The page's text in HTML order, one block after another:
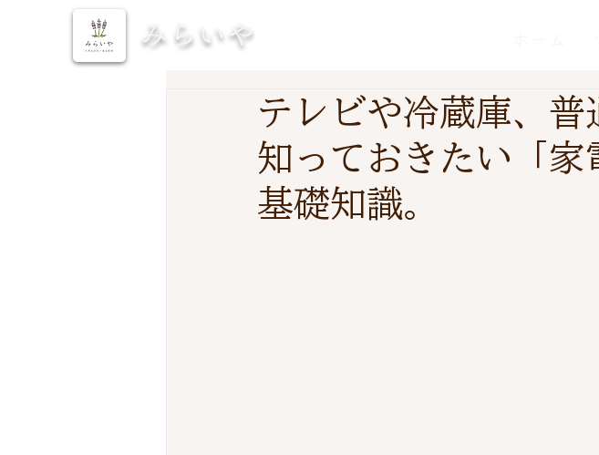
みらいや
テレビや冷蔵庫、普
知っておきたい「家
基礎知識。